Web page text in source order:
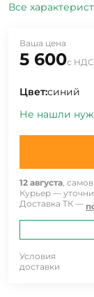
Все
Ваша цена
5 600с НДС
Цвет:синий
Не нашли
12 августа,
Курьер —
Доставка ТК —
Условия
доставки